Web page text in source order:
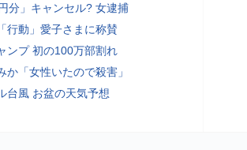
分」キャンセル? 女逮捕
行動」愛子さまに称賛
ンプ 初の100万部割れ
か「女性いたので殺害」
台風 お盆の天気予想